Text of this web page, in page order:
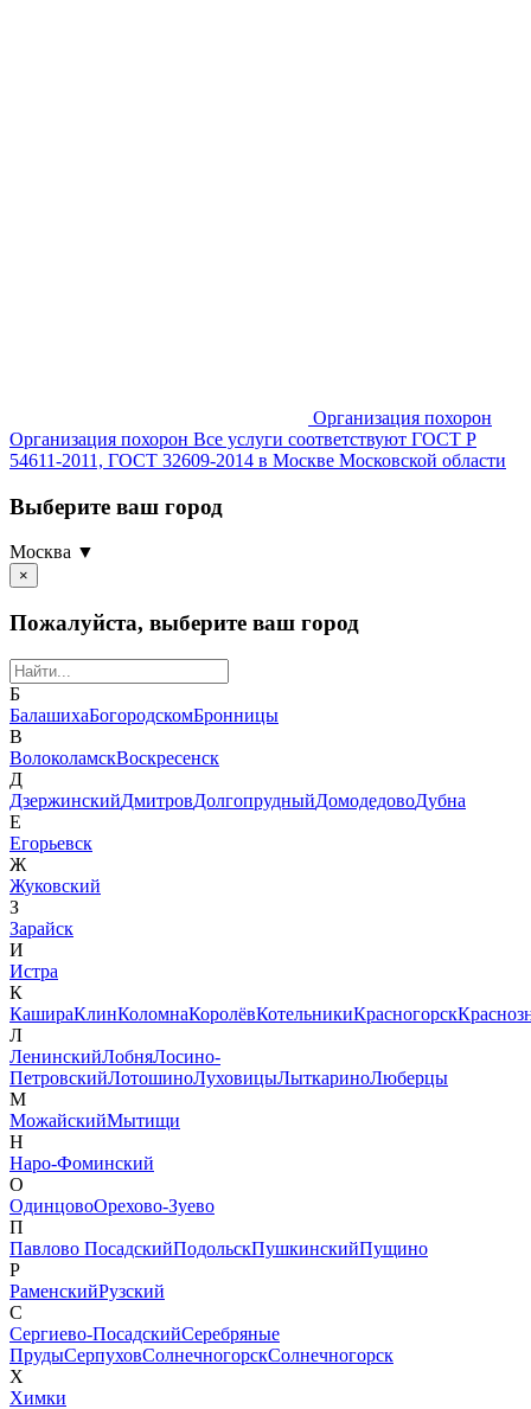
Организация похорон
Организация похорон Все услуги соответствуют ГОСТ Р
54611-2011, ГОСТ 32609-2014 в Москве Московской области
Выберите ваш город
Москва ▼
×
Пожалуйста, выберите ваш город
Б
БалашихаБогородскомБронницы
В
ВолоколамскВоскресенск
Д
ДзержинскийДмитровДолгопрудныйДомодедовоДубна
Е
Егорьевск
Ж
Жуковский
З
Зарайск
И
Истра
К
КашираКлинКоломнаКоролёвКотельникиКрасногорск
Л
ЛенинскийЛобняЛосино-
ПетровскийЛотошиноЛуховицыЛыткариноЛюберцы
М
МожайскийМытищи
Н
Наро-Фоминский
О
ОдинцовоОрехово-Зуево
П
Павлово ПосадскийПодольскПушкинскийПущино
Р
РаменскийРузский
С
Сергиево-ПосадскийСеребряные
ПрудыСерпуховСолнечногорскСолнечногорск
Х
Химки